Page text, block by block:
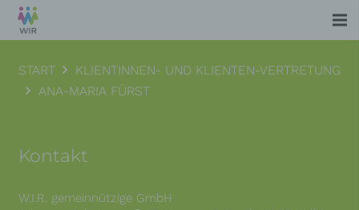
START
KLIENTINNEN- UND KLIENTEN-VERTRETUNG
ANA-MARIA FÜRST
Kontakt
W.I.R. gemeinnützige GmbH